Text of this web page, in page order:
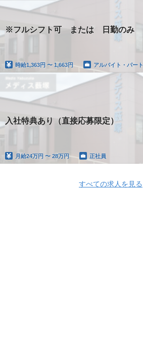
※フルシフト可 または 日勤のみ
時給1,363円 〜 1,663円 アルバイト・パート
入社特典あり（直接応募限定）
月給24万円 〜 28万円 正社員
すべての求人を見る